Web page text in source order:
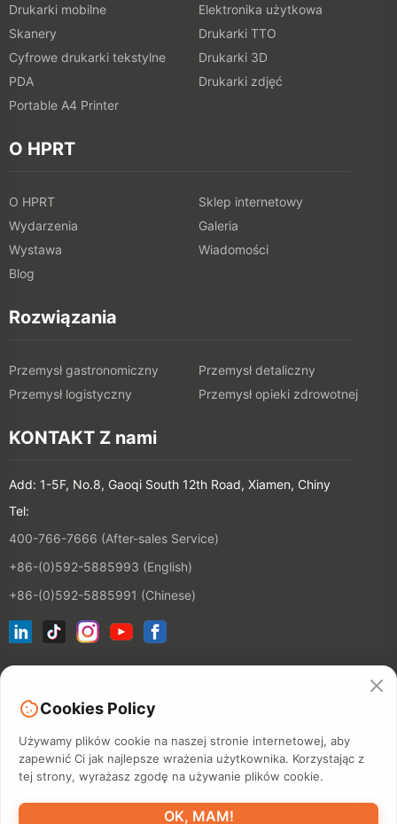
Drukarki mobilne
Elektronika użytkowa
Skanery
Drukarki TTO
Cyfrowe drukarki tekstylne
Drukarki 3D
PDA
Drukarki zdjęć
Portable A4 Printer
O HPRT
O HPRT
Sklep internetowy
Wydarzenia
Galeria
Wystawa
Wiadomości
Blog
Rozwiązania
Przemysł gastronomiczny
Przemysł detaliczny
Przemysł logistyczny
Przemysł opieki zdrowotnej
KONTAKT Z nami
Add: 1-5F, No.8, Gaoqi South 12th Road, Xiamen, Chiny
Tel:
400-766-7666 (After-sales Service)
+86-(0)592-5885993 (English)
+86-(0)592-5885991 (Chinese)
©2026 XIAMEN HANIN CO., LTD.POLITYKA PRYWATNOŚCI
Cookies Policy
Używamy plików cookie na naszej stronie internetowej, aby
zapewnić Ci jak najlepsze wrażenia użytkownika. Korzystając z
tej strony, wyrażasz zgodę na używanie plików cookie.
OK, MAM!